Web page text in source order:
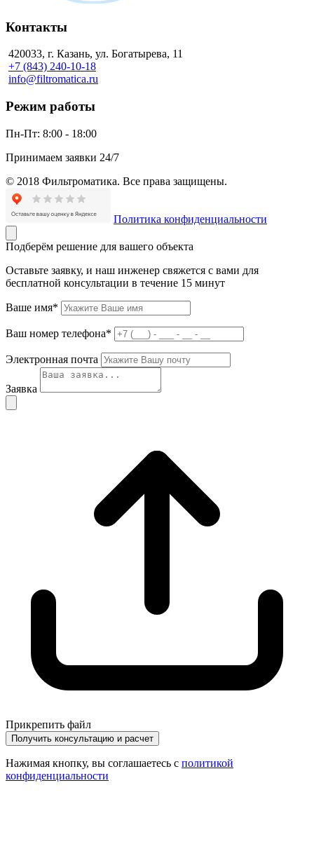
Контакты
420033, г. Казань, ул. Богатырева, 11
+7 (843) 240-10-18
info@filtromatica.ru
Режим работы
Пн-Пт: 8:00 - 18:00
Принимаем заявки 24/7
© 2018 Фильтроматика. Все права защищены.
Политика конфиденциальности
Подберём решение для вашего объекта
Оставьте заявку, и наш инженер свяжется с вами для
бесплатной консультации в течение 15 минут
Ваше имя*
Ваш номер телефона*
Электронная почта
Заявка
Прикрепить файл
Получить консультацию и расчет
Нажимая кнопку, вы соглашаетесь с политикой
конфиденциальности